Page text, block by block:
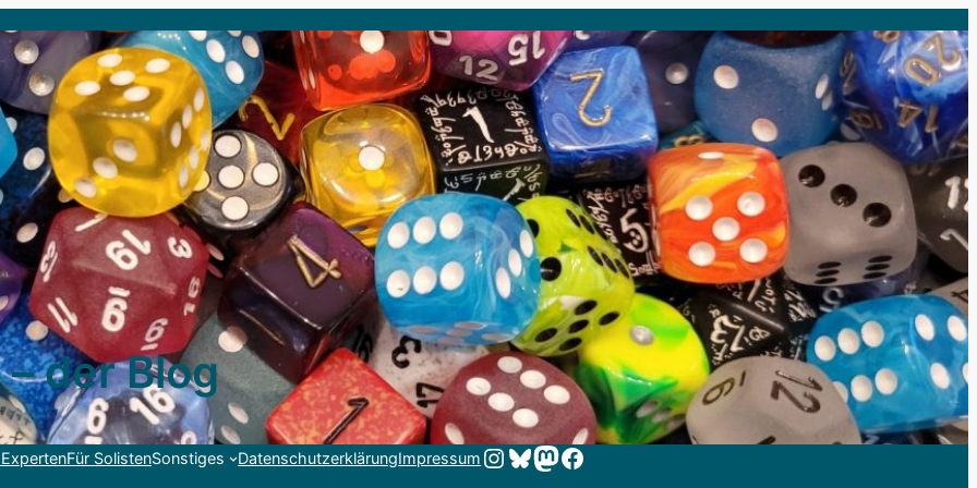
der Blog
Für SolistenSonstiges DatenschutzerklärungImpressum Link zur Instagram-Seite von Zeit-zum-Spielen
Bluesky
Mastodon
Facebook